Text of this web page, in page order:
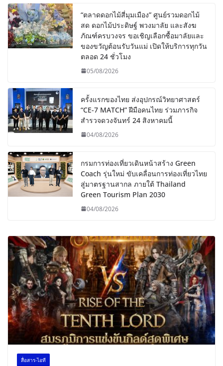
“ตลาดดอกไม้สี่มุมเมือง” ศูนย์รวมดอกไม้
สด ดอกไม้ประดิษฐ์ พวงมาลัย และสังฆ
ภัณฑ์ครบวงจร ขอเชิญเลือกซื้อมาลัยและ
ของขวัญต้อนรับวันแม่ เปิดให้บริการทุกวัน
ตลอด 24 ชั่วโมง
05/08/2026
ครั้งแรกของไทย ส่งอุปกรณ์วิทยาศาสตร์
“CE-7 MATCH” ฝีมือคนไทย ร่วมภารกิจ
สำรวจดวงจันทร์ 24 สิงหาคมนี้
04/08/2026
กรมการท่องเที่ยวเดินหน้าสร้าง Green
Coach รุ่นใหม่ ขับเคลื่อนการท่องเที่ยวไทย
สู่มาตรฐานสากล ภายใต้ Thailand
Green Tourism Plan 2030
04/08/2026
สื่อสาร-ไอที